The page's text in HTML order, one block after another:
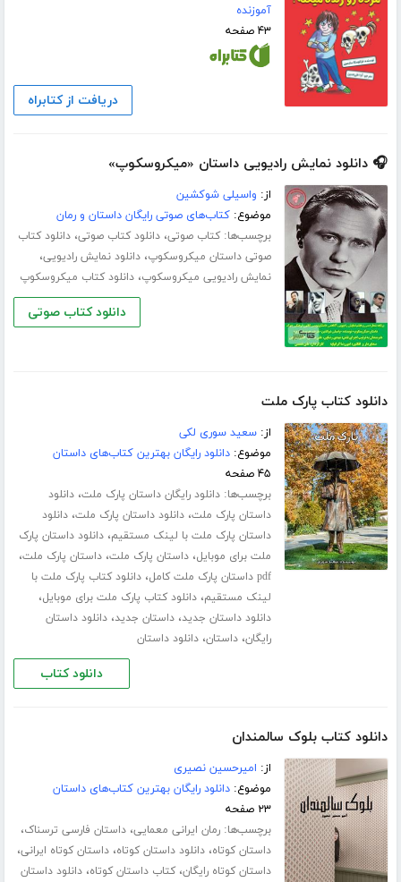
آموزنده
۴۳ صفحه
دریافت از کتابراه
🎧 دانلود نمایش رادیویی داستان «میکروسکوپ»
از: واسیلی شوکشین
موضوع:کتاب‌های صوتی رایگان داستان و رمان
برچسب‌ها:کتاب صوتی،دانلود کتاب صوتی،دانلود کتاب
صوتی داستان میکروسکوپ،دانلود نمایش رادیویی،
نمایش رادیویی میکروسکوپ،دانلود کتاب میکروسکوپ
دانلود کتاب صوتی
دانلود کتاب پارک ملت
از:سعید سوری لکی
موضوع:دانلود رایگان بهترین کتاب‌های داستان
۴۵ صفحه
برچسب‌ها:دانلود رایگان داستان پارک ملت،دانلود
داستان پارک ملت،دانلود داستان پارک ملت،دانلود
داستان پارک ملت با لینک مستقیم،دانلود داستان پارک
ملت برای موبایل،داستان پارک ملت،داستان پارک ملت،
pdf داستان پارک ملت کامل ،دانلود کتاب پارک ملت با
لینک مستقیم،دانلود کتاب پارک ملت برای موبایل،
دانلود داستان جدید،داستان جدید،دانلود داستان
رایگان،داستان،دانلود داستان
دانلود کتاب
دانلود کتاب بلوک سالمندان
از: امیرحسین نصیری
موضوع:دانلود رایگان بهترین کتاب‌های داستان
۲۳ صفحه
برچسب‌ها:رمان ایرانی معمایی،داستان فارسی ترسناک،
داستان کوتاه،دانلود داستان کوتاه،داستان کوتاه ایرانی،
داستان کوتاه رایگان،کتاب داستان کوتاه،دانلود داستان